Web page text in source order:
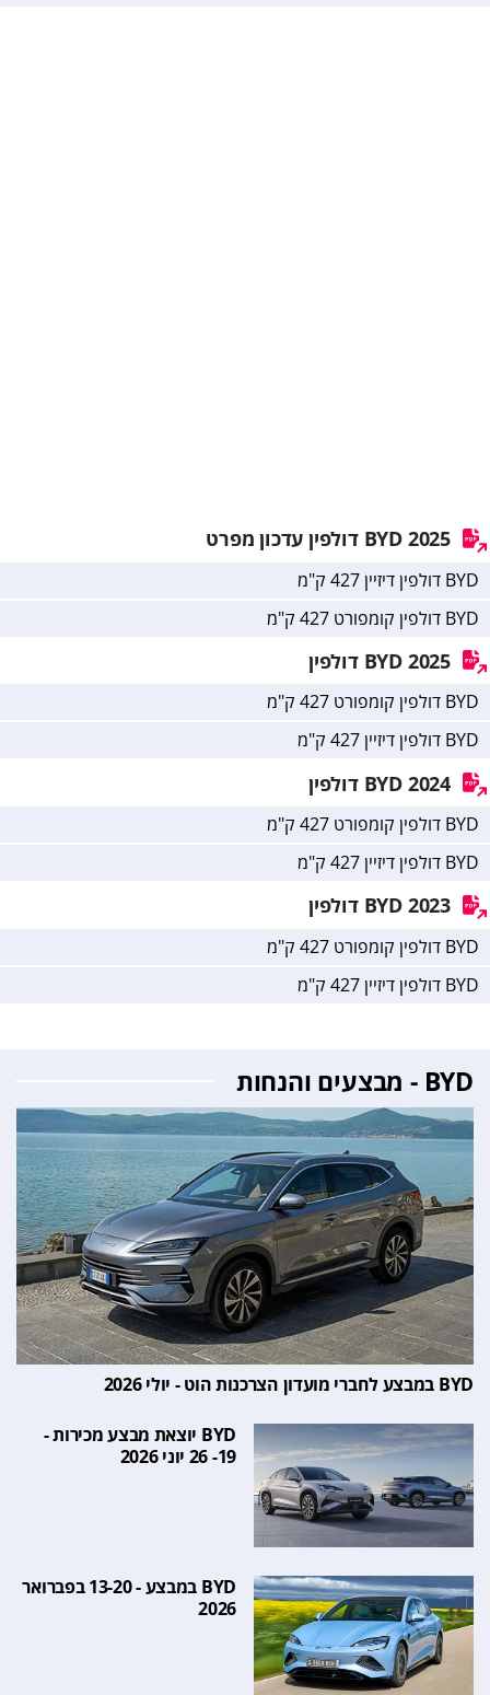
2025 BYD דולפין עדכון מפרט
BYD דולפין דיזיין 427 ק"מ
BYD דולפין קומפורט 427 ק"מ
2025 BYD דולפין
BYD דולפין קומפורט 427 ק"מ
BYD דולפין דיזיין 427 ק"מ
2024 BYD דולפין
BYD דולפין קומפורט 427 ק"מ
BYD דולפין דיזיין 427 ק"מ
2023 BYD דולפין
BYD דולפין קומפורט 427 ק"מ
BYD דולפין דיזיין 427 ק"מ
BYD - מבצעים והנחות
BYD במבצע לחברי מועדון הצרכנות הוט - יולי 2026
BYD יוצאת מבצע מכירות -
19- 26 יוני 2026
BYD במבצע - 13-20 בפברואר
2026